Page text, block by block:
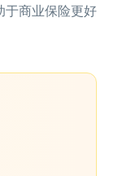
于商业保险更好